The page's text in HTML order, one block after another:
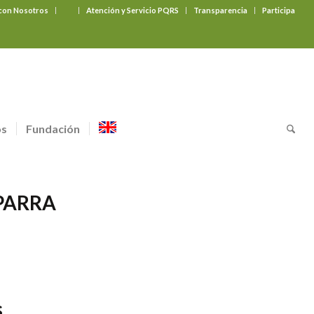
Nosotros Atención y Servicio PQRS Transparencia Participa
Fundación